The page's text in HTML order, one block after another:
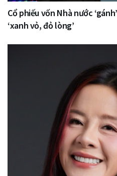
Cổ phiếu vốn Nhà nước
‘xanh vỏ, đỏ lòng’